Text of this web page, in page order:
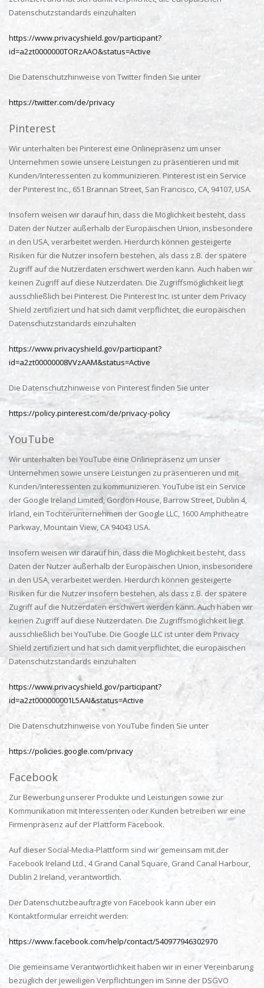
Datenschutzstandards einzuhalten
https://www.privacyshield.gov/participant?
id=a2zt0000000TORzAAO&status=Active
Die Datenschutzhinweise von Twitter finden Sie unter
https://twitter.com/de/privacy
Pinterest
Wir unterhalten bei Pinterest eine Onlinepräsenz um unser
Unternehmen sowie unsere Leistungen zu präsentieren und mit
Kunden/Interessenten zu kommunizieren. Pinterest ist ein Service
der Pinterest Inc., 651 Brannan Street, San Francisco, CA, 94107, USA.
Insofern weisen wir darauf hin, dass die Möglichkeit besteht, dass
Daten der Nutzer außerhalb der Europäischen Union, insbesondere
in den USA, verarbeitet werden. Hierdurch können gesteigerte
Risiken für die Nutzer insofern bestehen, als dass z.B. der spätere
Zugriff auf die Nutzerdaten erschwert werden kann. Auch haben wir
keinen Zugriff auf diese Nutzerdaten. Die Zugriffsmöglichkeit liegt
ausschließlich bei Pinterest. Die Pinterest Inc. ist unter dem Privacy
Shield zertifiziert und hat sich damit verpflichtet, die europäischen
Datenschutzstandards einzuhalten
https://www.privacyshield.gov/participant?
id=a2zt00000008VVzAAM&status=Active
Die Datenschutzhinweise von Pinterest finden Sie unter
https://policy.pinterest.com/de/privacy-policy
YouTube
Wir unterhalten bei YouTube eine Onlinepräsenz um unser
Unternehmen sowie unsere Leistungen zu präsentieren und mit
Kunden/Interessenten zu kommunizieren. YouTube ist ein Service
der Google Ireland Limited, Gordon House, Barrow Street, Dublin 4,
Irland, ein Tochterunternehmen der Google LLC, 1600 Amphitheatre
Parkway, Mountain View, CA 94043 USA.
Insofern weisen wir darauf hin, dass die Möglichkeit besteht, dass
Daten der Nutzer außerhalb der Europäischen Union, insbesondere
in den USA, verarbeitet werden. Hierdurch können gesteigerte
Risiken für die Nutzer insofern bestehen, als dass z.B. der spätere
Zugriff auf die Nutzerdaten erschwert werden kann. Auch haben wir
keinen Zugriff auf diese Nutzerdaten. Die Zugriffsmöglichkeit liegt
ausschließlich bei YouTube. Die Google LLC ist unter dem Privacy
Shield zertifiziert und hat sich damit verpflichtet, die europäischen
Datenschutzstandards einzuhalten
https://www.privacyshield.gov/participant?
id=a2zt000000001L5AAI&status=Active
Die Datenschutzhinweise von YouTube finden Sie unter
https://policies.google.com/privacy
Facebook
Zur Bewerbung unserer Produkte und Leistungen sowie zur
Kommunikation mit Interessenten oder Kunden betreiben wir eine
Firmenpräsenz auf der Plattform Facebook.
Auf dieser Social-Media-Plattform sind wir gemeinsam mit der
Facebook Ireland Ltd., 4 Grand Canal Square, Grand Canal Harbour,
Dublin 2 Ireland, verantwortlich.
Der Datenschutzbeauftragte von Facebook kann über ein
Kontaktformular erreicht werden:
https://www.facebook.com/help/contact/540977946302970
Die gemeinsame Verantwortlichkeit haben wir in einer Vereinbarung
bezüglich der jeweiligen Verpflichtungen im Sinne der DSGVO